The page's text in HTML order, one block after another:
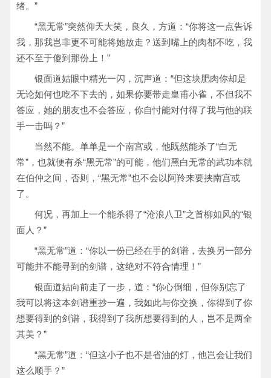
绪。”
“黑无常”突然仰天大笑，良久，方道：“你将这一点告诉
我，那我岂非更不可能将她放走？送到嘴上的肉都不吃，我
还不至于傻到那份上！”
银面道姑眼中精光一闪，沉声道：“但这块肥肉你却是
无论如何也吃不下去的，如果你要带走皇甫小雀，不但我不
答应，她的朋友也不会答应，你自忖能对付得了我与他的联
手一击吗？”
当然不能。单单是一个南宫或，他既然能杀了“白无
常”，也就便有杀“黑无常”的可能，他们黑白无常的武功本就
在伯仲之间，否则，“黑无常”也不会以阿羚来要挟南宫或
了。
何况，再加上一个能杀得了“沧浪八卫”之首柳如风的“银
面人？”
“黑无常”道：“你以一份已经在手的剑谱，去换另一部分
可能并不能寻到的剑谱，这绝对不符合情理！”
银面道姑向前走了一步，道：“你心倒细，但你别忘了
我可以将这本剑谱重抄一遍，我如此与你交换，你得到了你
想要得到的剑谱，我得到了我所想要得到的人，岂不是两全
其美？”
“黑无常”道：“但这小子也不是省油的灯，他岂会让我们
这么顺手？”